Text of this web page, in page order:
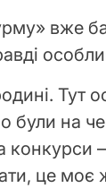
вже
Тут
на
це моє